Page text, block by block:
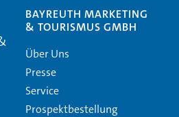
BAYREUTH MARKETING
& TOURISMUS GMBH
Über Uns
Presse
Service
Prospektbestellung